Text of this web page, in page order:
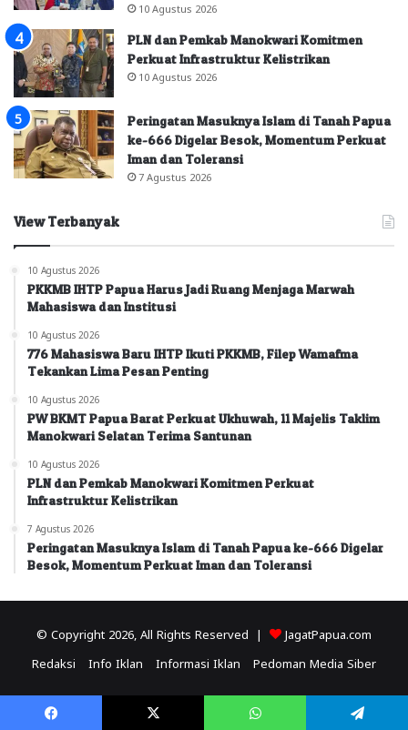
10 Agustus 2026
PLN dan Pemkab Manokwari Komitmen
Perkuat Infrastruktur Kelistrikan
10 Agustus 2026
Peringatan Masuknya Islam di Tanah Papua
ke-666 Digelar Besok, Momentum Perkuat
Iman dan Toleransi
7 Agustus 2026
View Terbanyak
10 Agustus 2026
PKKMB IHTP Papua Harus Jadi Ruang Menjaga Marwah
Mahasiswa dan Institusi
10 Agustus 2026
776 Mahasiswa Baru IHTP Ikuti PKKMB, Filep Wamafma
Tekankan Lima Pesan Penting
10 Agustus 2026
PW BKMT Papua Barat Perkuat Ukhuwah, 11 Majelis Taklim
Manokwari Selatan Terima Santunan
10 Agustus 2026
PLN dan Pemkab Manokwari Komitmen Perkuat
Infrastruktur Kelistrikan
7 Agustus 2026
Peringatan Masuknya Islam di Tanah Papua ke-666 Digelar
Besok, Momentum Perkuat Iman dan Toleransi
© Copyright 2026, All Rights Reserved | JagatPapua.com
Redaksi Info Iklan Informasi Iklan Pedoman Media Siber